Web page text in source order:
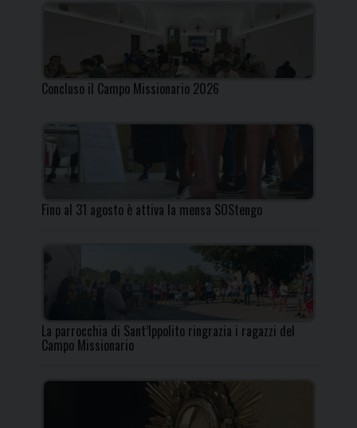
Concluso il Campo Missionario 2026
Fino al 31 agosto è attiva la mensa SOStengo
La parrocchia di Sant’Ippolito ringrazia i ragazzi del
Campo Missionario